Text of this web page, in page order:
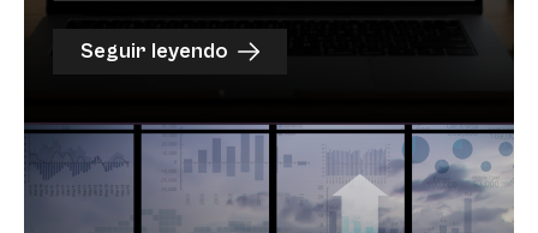
Seguir leyendo